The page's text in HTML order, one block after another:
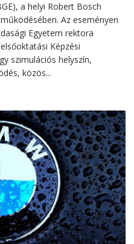
a helyi Robert Bosch
Az eseményen
Egyetem rektora
Képzési
szimulációs helyszín,
közös...